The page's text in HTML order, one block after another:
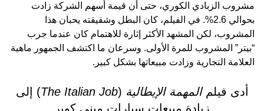
مشروب الزبادي الكوري، حتى أن قيمة أسهم الشركة زادت
بحوالي 2.6%. في الفيلم، كان البطل وشقيقته يحبان هذا
المشروب، لكن المشهد الأكثر إثارة للاهتمام كان عندما جرب
“بيتر” المشروب للمرة الأولى. وسرعان ما اكتشف الجمهور ماهية
العلامة التجارية وزادت مبيعاتها بشكل كبير.
أدى فيلمالمهمة الإيطالية (
The Italian Job) إلى
زيادة مبيعات سيارات ميني كوبر